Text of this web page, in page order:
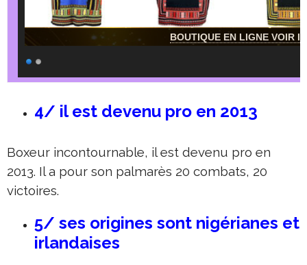
BOUTIQUE EN LIGNE VOIR
4/ il est devenu pro en 2013
Boxeur incontournable, il est devenu pro en
2013. Il a pour son palmarès 20 combats, 20
victoires.
5/ ses origines sont nigérianes et
irlandaises